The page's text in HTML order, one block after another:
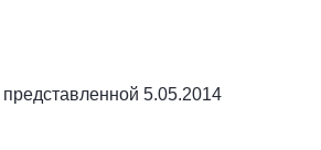
5.05.2014